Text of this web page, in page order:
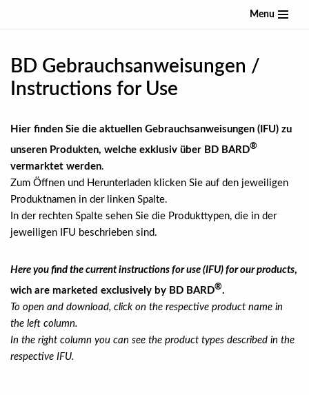
springen
Menu
BD Gebrauchsanweisungen /
Instructions for Use
Hier finden Sie die aktuellen Gebrauchsanweisungen (IFU) zu
unseren Produkten, welche exklusiv über BD BARD®
vermarktet werden.
Zum Öffnen und Herunterladen klicken Sie auf den jeweiligen
Produktnamen in der linken Spalte.
In der rechten Spalte sehen Sie die Produkttypen, die in der
jeweiligen IFU beschrieben sind.
Here you find the current instructions for use (IFU) for our products,
wich are marketed exclusively by BD BARD®.
To open and download, click on the respective product name in
the left column.
In the right column you can see the product types described in the
respective IFU.